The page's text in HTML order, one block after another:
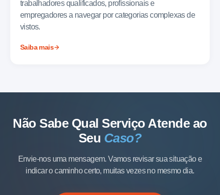
trabalhadores qualificados, profissionais e
empregadores a navegar por categorias complexas de
vistos.
Saiba mais
Não Sabe Qual Serviço Atende ao
Seu Caso?
Envie-nos uma mensagem. Vamos revisar sua situação e
indicar o caminho certo, muitas vezes no mesmo dia.